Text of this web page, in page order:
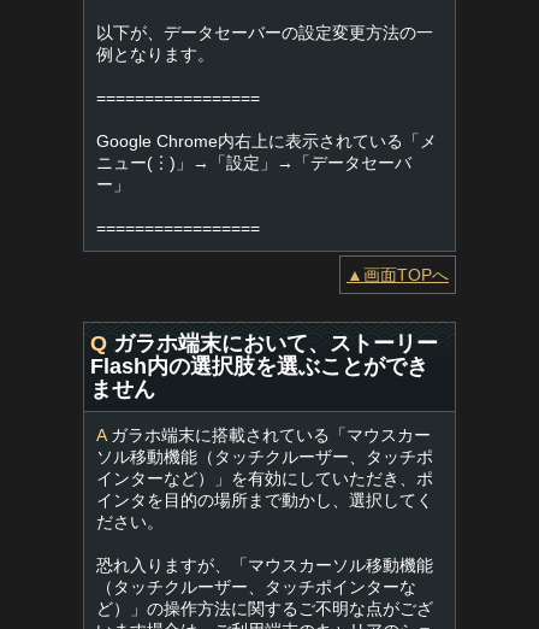
以下が、データセーバーの設定変更方法の一
例となります。
=================
Google Chrome内右上に表示されている「メ
ニュー(︙)」→「設定」→「データセーバ
ー」
=================
▲画面TOPへ
Q ガラホ端末において、ストーリー
Flash内の選択肢を選ぶことができ
ません
Aガラホ端末に搭載されている「マウスカー
ソル移動機能（タッチクルーザー、タッチポ
インターなど）」を有効にしていただき、ポ
インタを目的の場所まで動かし、選択してく
ださい。
恐れ入りますが、「マウスカーソル移動機能
（タッチクルーザー、タッチポインターな
ど）」の操作方法に関するご不明な点がござ